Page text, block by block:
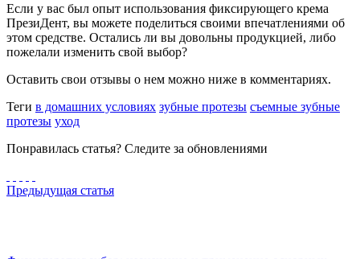
Если у вас был опыт использования фиксирующего крема
ПрезиДент, вы можете поделиться своими впечатлениями об
этом средстве. Остались ли вы довольны продукцией, либо
пожелали изменить свой выбор?
Оставить свои отзывы о нем можно ниже в комментариях.
Теги в домашних условиях зубные протезы съемные зубные
протезы уход
Понравилась статья? Следите за обновлениями
Предыдущая статья